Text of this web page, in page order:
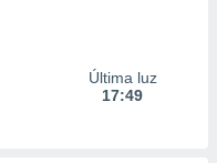
Última luz
17:49